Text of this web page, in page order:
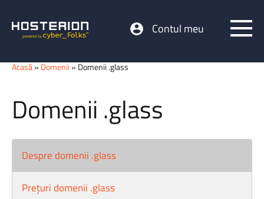
Contul meu
Acasă» Domenii » Domenii .glass
Domenii .glass
Despre domenii .glass
Prețuri domenii .glass